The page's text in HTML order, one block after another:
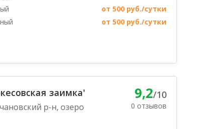
от 500 руб./сутки
от 500 руб./сутки
заимка'
р-н, озеро
9,2/10
0 отзывов